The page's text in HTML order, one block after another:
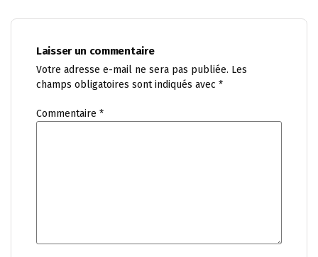
Laisser un commentaire
Votre adresse e-mail ne sera pas publiée. Les
champs obligatoires sont indiqués avec *
Commentaire *